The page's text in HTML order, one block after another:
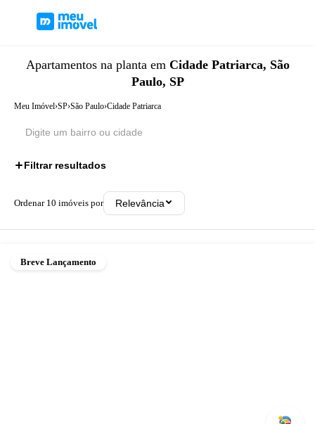
Apartamentos na planta em Cidade Patriarca, São
Paulo, SP
Meu Imóvel›SP›São Paulo›Cidade Patriarca
Filtrar resultados
Ordenar 10 imóveis por Relevância
Breve Lançamento